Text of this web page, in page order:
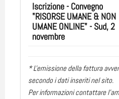
Iscrizione - Convegno
"RISORSE UMANE & NON
UMANE ONLINE" - Sud, 2
novembre
* L'emissione della fattura
secondo i dati inseriti nel sito.
Per informazioni contattare